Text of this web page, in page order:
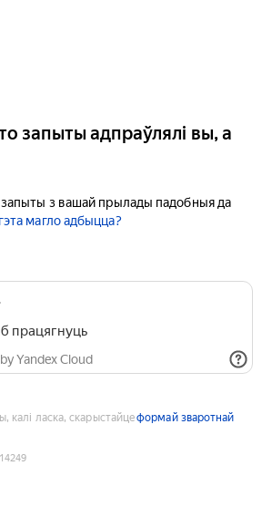
запыты адпраўлялі вы, а
з вашай прылады падобныя да
магло адбыцца?
працягнуць
Yandex Cloud
калі ласка, скарыстайцеформай зваротнай